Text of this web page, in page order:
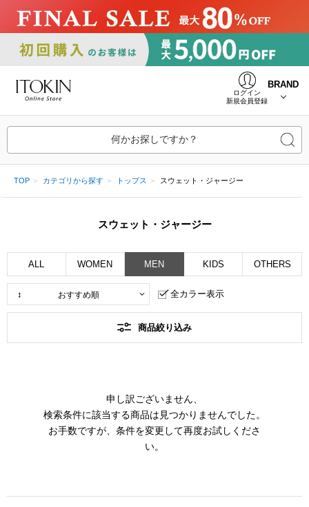
ログイン
新規会員登録
BRAND
何かお探しですか？
TOP カテゴリから探す トップス スウェット・ジャージー
スウェット・ジャージー
ALL WOMEN MEN KIDS OTHERS
全カラー表示
商品絞り込み
申し訳ございません、
検索条件に該当する商品は見つかりませんでした。
お手数ですが、条件を変更して再度お試しくださ
い。